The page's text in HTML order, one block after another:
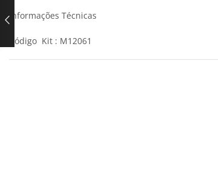
Informações Técnicas
Código Kit : M12061